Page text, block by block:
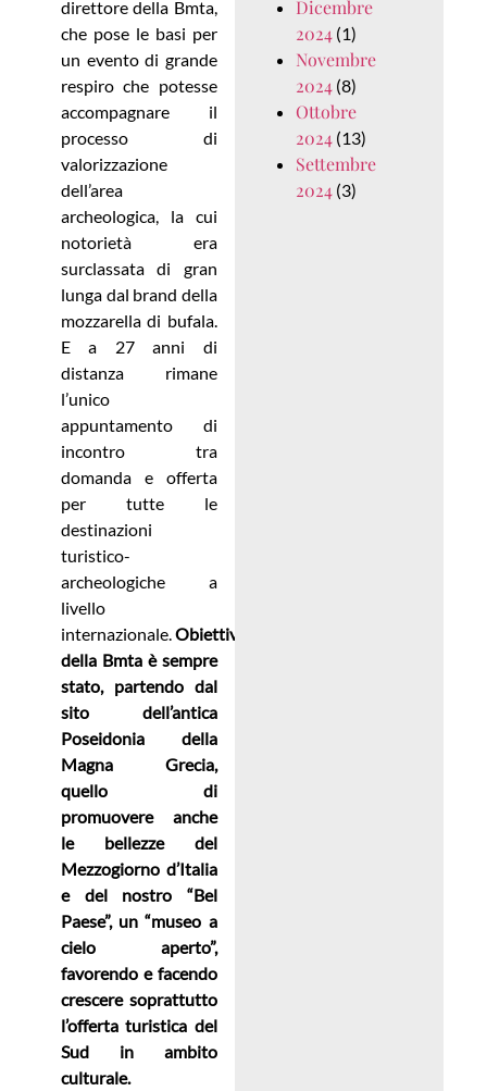
direttore della Bmta,
che pose le basi per
un evento di grande
respiro che potesse
accompagnare il
processo di
valorizzazione
dell’area
archeologica, la cui
notorietà era
surclassata di gran
lunga dal brand della
mozzarella di bufala.
E a 27 anni di
distanza rimane
l’unico
appuntamento di
incontro tra
domanda e offerta
per tutte le
destinazioni
turistico-
archeologiche a
livello
internazionale.Obiettivo
della Bmta è sempre
stato, partendo dal
sito dell’antica
Poseidonia della
Magna Grecia,
quello di
promuovere anche
le bellezze del
Mezzogiorno d’Italia
e del nostro “Bel
Paese”, un “museo a
cielo aperto”,
favorendo e facendo
crescere soprattutto
l’offerta turistica del
Sud in ambito
culturale.
Dicembre
2024(1)
Novembre
2024(8)
Ottobre
2024(13)
Settembre
2024(3)